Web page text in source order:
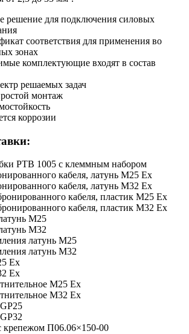
решение для подключения силовых
соответствия для применения во
зонах
комплектующие входят в состав
решаемых задач
монтаж
коррозии
РТВ 1005 с клеммным набором
кабеля, латунь М25 Ех
кабеля, латунь М32 Ех
кабеля, пластик М25 Ех
кабеля, пластик М32 Ех
М25
М32
латунь М25
латунь М32
Ex
Ex
М25 Ex
М32 Ex
крепежом П06.06×150-00